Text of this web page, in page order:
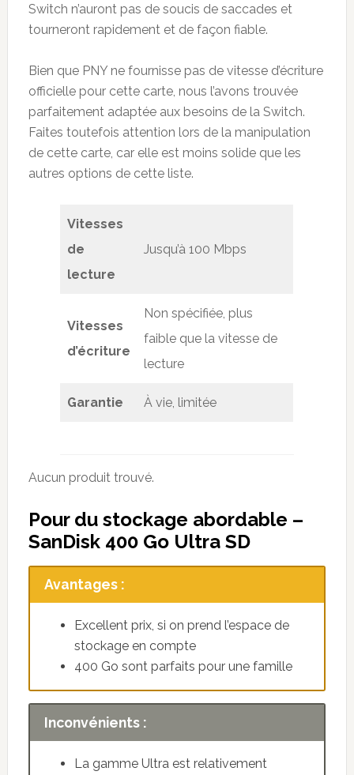
Switch n’auront pas de soucis de saccades et
tourneront rapidement et de façon fiable.
Bien que PNY ne fournisse pas de vitesse d’écriture
officielle pour cette carte, nous l’avons trouvée
parfaitement adaptée aux besoins de la Switch.
Faites toutefois attention lors de la manipulation
de cette carte, car elle est moins solide que les
autres options de cette liste.
Vitesses
de
lecture
Jusqu’à 100 Mbps
Vitesses
d’écriture
Non spécifiée, plus
faible que la vitesse de
lecture
Garantie À vie, limitée
Aucun produit trouvé.
Pour du stockage abordable –
SanDisk 400 Go Ultra SD
Avantages :
Excellent prix, si on prend l’espace de
stockage en compte
400 Go sont parfaits pour une famille
Inconvénients :
La gamme Ultra est relativement